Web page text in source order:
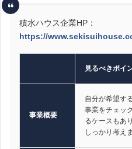
積水ハウス企業HP：
https://
見るべきポイ
事業概要
自分が希望す
事業をチェッ
るケースもあ
しっかり考え